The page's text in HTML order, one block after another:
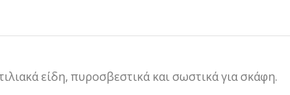
είδη, πυροσβεστικά και σωστικά για σκάφη.